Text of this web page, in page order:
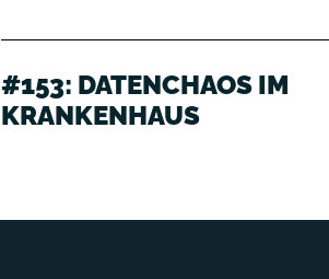
#153: DATENCHAOS IM
KRANKENHAUS